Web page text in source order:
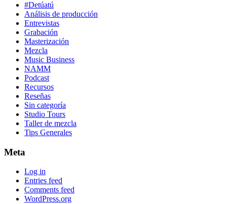
#Detúatú
Análisis de producción
Entrevistas
Grabación
Masterización
Mezcla
Music Business
NAMM
Podcast
Recursos
Reseñas
Sin categoría
Studio Tours
Taller de mezcla
Tips Generales
Meta
Log in
Entries feed
Comments feed
WordPress.org